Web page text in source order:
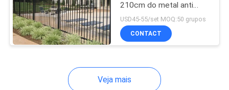
210cm do metal anti
para parques
USD45-55/set MOQ:50 grupos
CONTACT
Veja mais